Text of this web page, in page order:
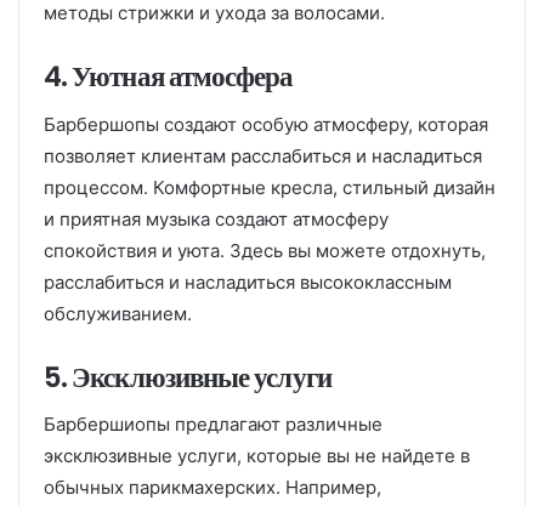
методы стрижки и ухода за волосами.
4. Уютная атмосфера
Барбершопы создают особую атмосферу, которая
позволяет клиентам расслабиться и насладиться
процессом. Комфортные кресла, стильный дизайн
и приятная музыка создают атмосферу
спокойствия и уюта. Здесь вы можете отдохнуть,
расслабиться и насладиться высококлассным
обслуживанием.
5. Эксклюзивные услуги
Барбершиопы предлагают различные
эксклюзивные услуги, которые вы не найдете в
обычных парикмахерских. Например,